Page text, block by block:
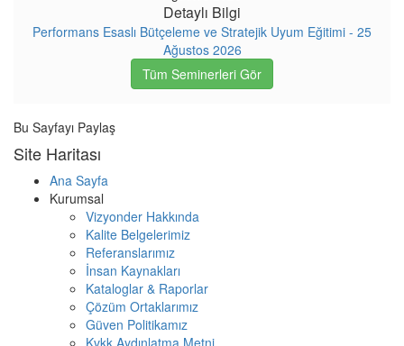
Detaylı Bilgi
Performans Esaslı Bütçeleme ve Stratejik Uyum Eğitimi - 25
Ağustos 2026
Tüm Seminerleri Gör
Bu Sayfayı Paylaş
Site Haritası
Ana Sayfa
Kurumsal
Vizyonder Hakkında
Kalite Belgelerimiz
Referanslarımız
İnsan Kaynakları
Kataloglar & Raporlar
Çözüm Ortaklarımız
Güven Politikamız
Kvkk Aydınlatma Metni